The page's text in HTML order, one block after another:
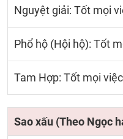
Nguyệt giải: Tốt mọi
Phổ hộ (Hội hộ): Tốt
Tam Hợp: Tốt mọi việc
Sao xấu (Theo Ngọc